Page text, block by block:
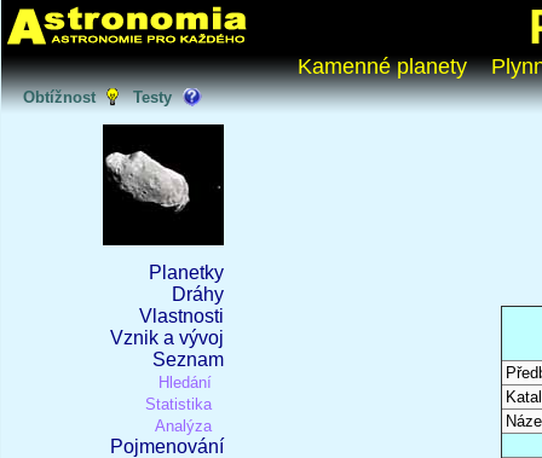
Kamenné planety
Obtížnost Testy
Planetky
Dráhy
Vlastnosti
Vznik a vývoj
Seznam
Hledání
Statistika
Analýza
Pojmenování